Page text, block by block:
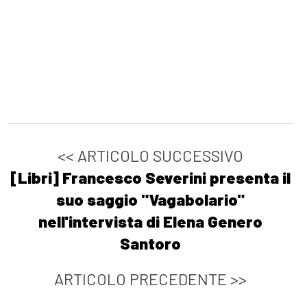
<< ARTICOLO SUCCESSIVO
[Libri] Francesco Severini presenta il
suo saggio "Vagabolario"
nell'intervista di Elena Genero
Santoro
ARTICOLO PRECEDENTE >>